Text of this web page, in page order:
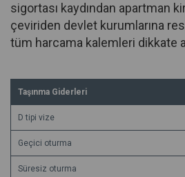
sigortası kaydından apartman
çeviriden devlet kurumlarına
tüm harcama kalemleri dikkate
Taşınma Giderleri
D tipi vize
Geçici oturma
Süresiz oturma